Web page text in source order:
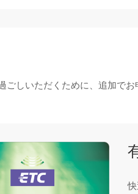
ごしいただくために、追加でお